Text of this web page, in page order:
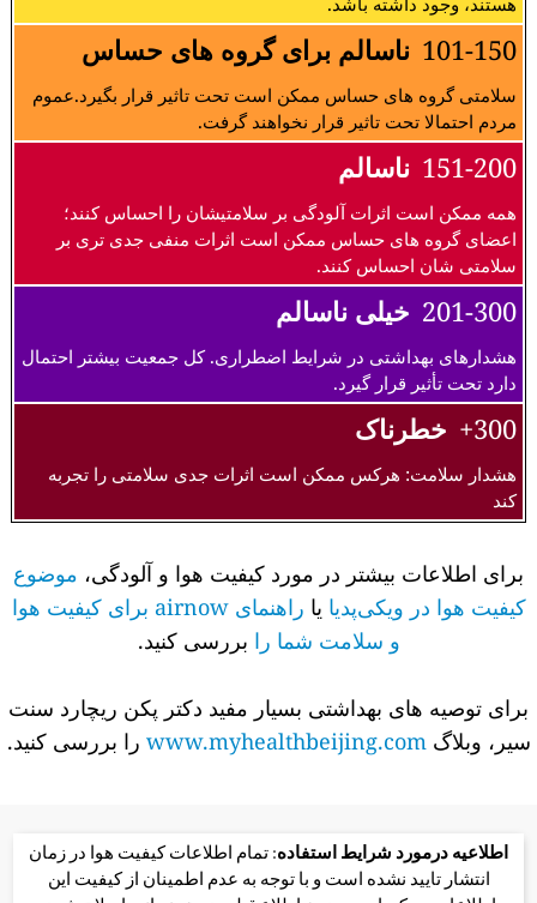
101-150 ناسالم برای گروه های حساس
سلامتی گروه های حساس ممکن است تحت تاثیر قرار بگیرد.عموم
مردم احتمالا تحت تاثیر قرار نخواهند گرفت.
151-200 ناسالم
همه ممکن است اثرات آلودگی بر سلامتیشان را احساس کنند؛
اعضای گروه های حساس ممکن است اثرات منفی جدی تری بر
سلامتی شان احساس کنند.
201-300 خیلی ناسالم
هشدارهای بهداشتی در شرایط اضطراری. کل جمعیت بیشتر احتمال
دارد تحت تأثیر قرار گیرد.
300+ خطرناک
هشدار سلامت: هرکس ممکن است اثرات جدی سلامتی را تجربه
کند
برای اطلاعات بیشتر در مورد کیفیت هوا و آلودگی، موضوع
کیفیت هوا در ویکی‌پدیا یا
راهنمای airnow برای کیفیت هوا
و سلامت شما را بررسی کنید.
برای توصیه های بهداشتی بسیار مفید دکتر پکن ریچارد سنت
سیر، وبلاگwww.myhealthbeijing.com را بررسی کنید.
اطلاعیه درمورد شرایط استفاده: تمام اطلاعات کیفیت هوا در زمان
انتشار تایید نشده است و با توجه به عدم اطمینان از کیفیت این